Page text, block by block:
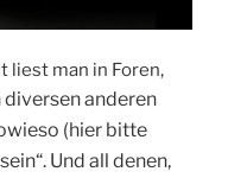
liest man in Foren,
diversen anderen
(hier bitte
Und all denen,